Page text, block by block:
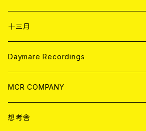
ANALOG
アパレル
CD
ANALOG
十三月
CD
ANALOG
Daymare Recordings
CD
ANALOG
MCR COMPANY
CD
想考舎